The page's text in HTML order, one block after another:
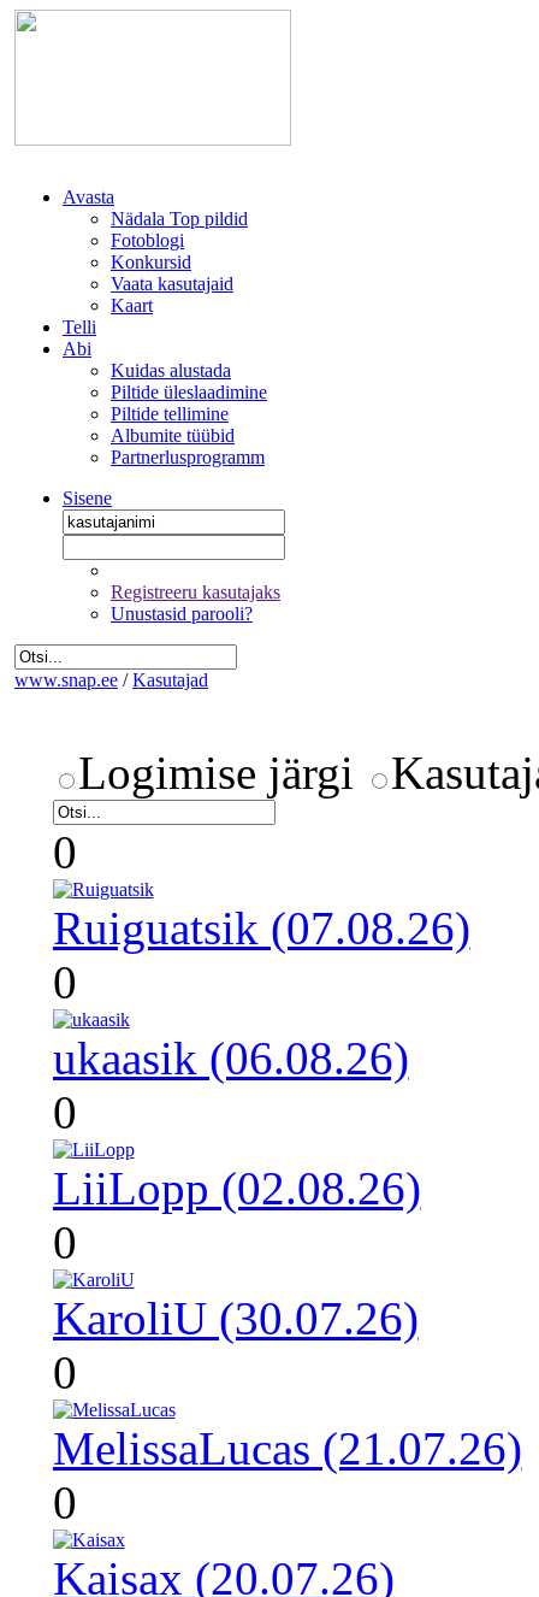
Avasta
Nädala Top pildid
Fotoblogi
Konkursid
Vaata kasutajaid
Kaart
Telli
Abi
Kuidas alustada
Piltide üleslaadimine
Piltide tellimine
Albumite tüübid
Partnerlusprogramm
Sisene
Registreeru kasutajaks
Unustasid parooli?
www.snap.ee / Kasutajad
Logimise järgi
0
Ruiguatsik (07.08.26)
0
ukaasik (06.08.26)
0
LiiLopp (02.08.26)
0
KaroliU (30.07.26)
0
MelissaLucas (21.07.26)
0
Kaisax (20.07.26)